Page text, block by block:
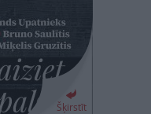
Šķirstīt